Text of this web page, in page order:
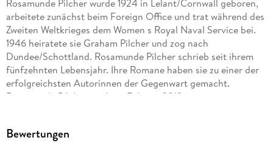
Rosamunde Pilcher wurde 1924 in Lelant/Cornwall geboren,
arbeitete zunächst beim Foreign Office und trat während des
Zweiten Weltkrieges dem Women s Royal Naval Service bei.
1946 heiratete sie Graham Pilcher und zog nach
Dundee/Schottland. Rosamunde Pilcher schrieb seit ihrem
fünfzehnten Lebensjahr. Ihre Romane haben sie zu einer der
erfolgreichsten Autorinnen der Gegenwart gemacht.
Rosamunde Pilcher starb im Februar 2019.
Bewertungen